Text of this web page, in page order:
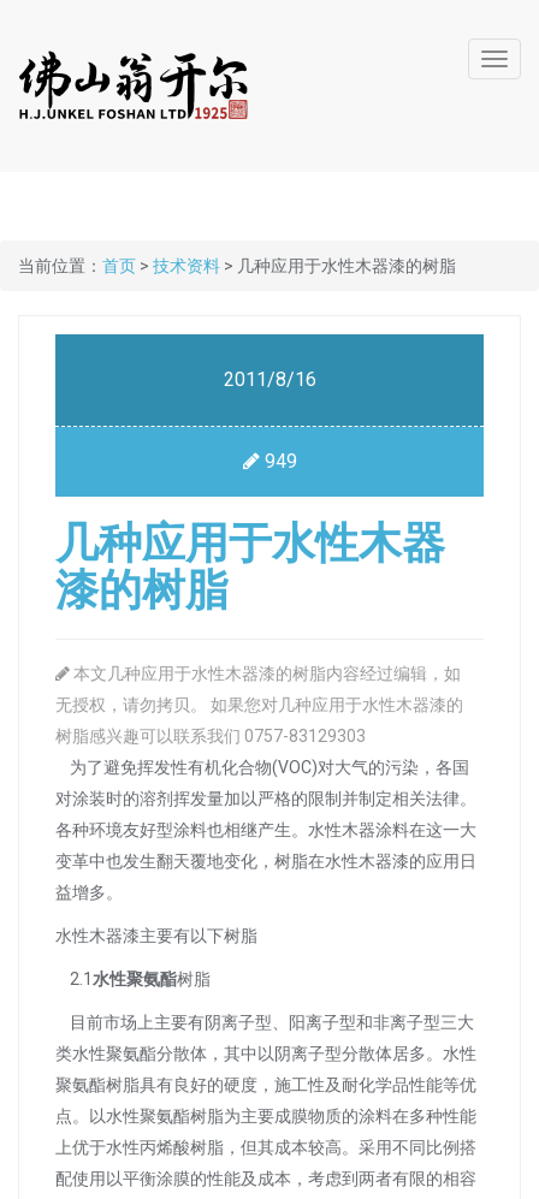
当前位置： 首页 > 技术资料 > 几种应用于水性木器漆的树脂
2011/8/16
949
几种应用于水性木器
漆的树脂
本文几种应用于水性木器漆的树脂内容经过编辑，如
无授权，请勿拷贝。 如果您对几种应用于水性木器漆的
树脂感兴趣可以联系我们 0757-83129303
为了避免挥发性有机化合物(VOC)对大气的污染，各国
对涂装时的溶剂挥发量加以严格的限制并制定相关法律。
各种环境友好型涂料也相继产生。水性木器涂料在这一大
变革中也发生翻天覆地变化，树脂在水性木器漆的应用日
益增多。
水性木器漆主要有以下树脂
2.1 水性聚氨酯树脂
目前市场上主要有阴离子型、阳离子型和非离子型三大
类水性聚氨酯分散体，其中以阴离子型分散体居多。水性
聚氨酯树脂具有良好的硬度，施工性及耐化学品性能等优
点。以水性聚氨酯树脂为主要成膜物质的涂料在多种性能
上优于水性丙烯酸树脂，但其成本较高。采用不同比例搭
配使用以平衡涂膜的性能及成本，考虑到两者有限的相容